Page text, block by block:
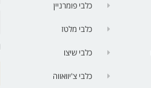
כלבי פומרניין
כלבי מלטז
כלבי שיצו
כלבי צ'יוואווה